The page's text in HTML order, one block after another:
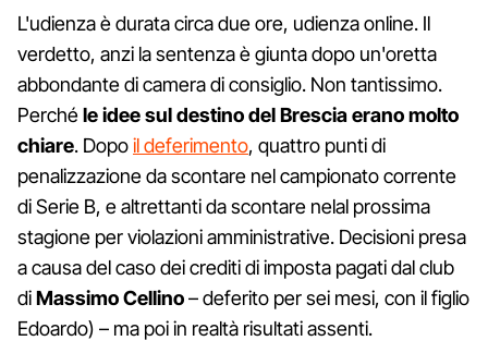
L'udienza è durata circa due ore, udienza online. Il
verdetto, anzi la sentenza è giunta dopo un'oretta
abbondante di camera di consiglio. Non tantissimo.
Perchéle idee sul destino del Brescia erano molto
chiare. Dopoil deferimento, quattro punti di
penalizzazione da scontare nel campionato corrente
di Serie B, e altrettanti da scontare nelal prossima
stagione per violazioni amministrative. Decisioni presa
a causa del caso dei crediti di imposta pagati dal club
diMassimo Cellino– deferito per sei mesi, con il figlio
Edoardo) – ma poi in realtà risultati assenti.